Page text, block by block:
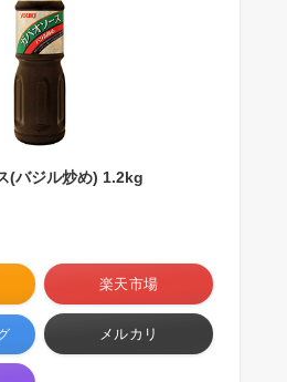
(バジル炒め) 1.2kg
楽天市場
メルカリ